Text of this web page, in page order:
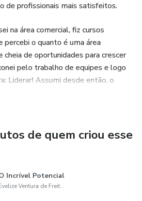
sair da estagnação e conquistar
real.
Google Meet.
em PDF.
de profissionais mais satisfeitos.
na área comercial, fiz cursos
percebi o quanto é uma área
cheia de oportunidades para crescer
pelo trabalho de equipes e logo
Liderar! Assumi desde então, o
Administração de Empresas, cursos
desenvolvimento pessoal e de
hábitos, planejamento estratégico e
em Psicologia Organizacional e do
uma descoberta e que
missão: cuidar com o bem-estar
de quem criou esse
Incrível Potencial
Evelize Ventura de Freitas